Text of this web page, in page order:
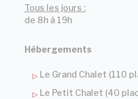
Tous les jours :
de 8h à 19h
Hébergements
Le Grand Chalet (110
Le Petit Chalet (40